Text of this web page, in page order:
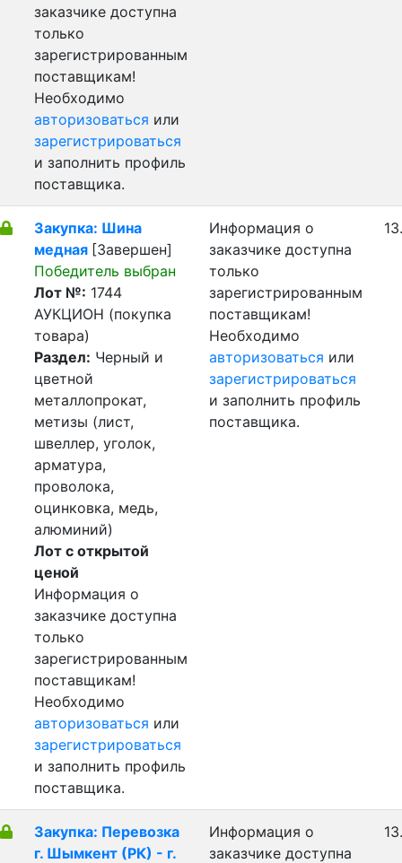
заказчике доступна
только
зарегистрированным
поставщикам!
Необходимо
авторизоваться или
зарегистрироваться
и заполнить профиль
поставщика.
Закупка: Шина
медная [Завершен]
Победитель выбран
Лот №: 1744
АУКЦИОН (покупка
товара)
Раздел: Черный и
цветной
металлопрокат,
метизы (лист,
швеллер, уголок,
арматура,
проволока,
оцинковка, медь,
алюминий)
Лот с открытой
ценой
Информация о
заказчике доступна
только
зарегистрированным
поставщикам!
Необходимо
авторизоваться или
зарегистрироваться
и заполнить профиль
поставщика.
Информация о
заказчике доступна
только
зарегистрированным
поставщикам!
Необходимо
авторизоваться или
зарегистрироваться
и заполнить профиль
поставщика.
Закупка: Перевозка
г. Шымкент (РК) - г.
Информация о
заказчике доступна